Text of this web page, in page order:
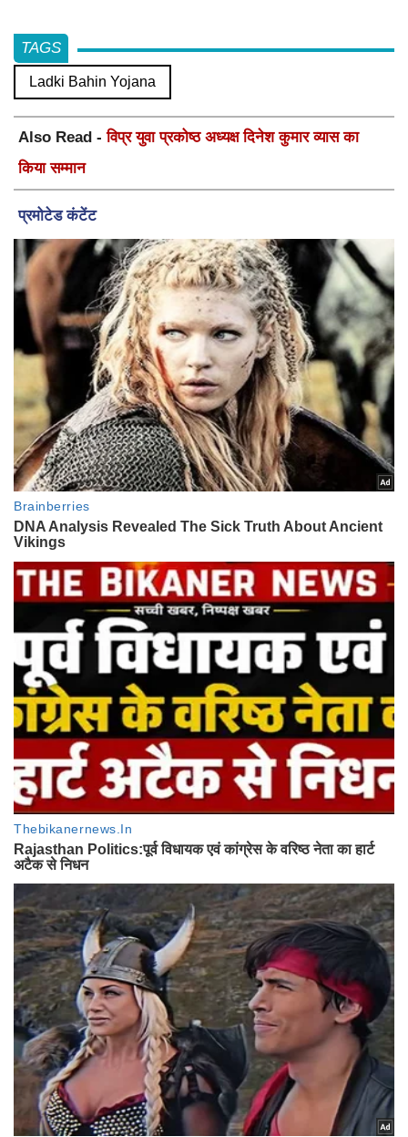
TAGS
Ladki Bahin Yojana
Also Read -विप्र युवा प्रकोष्ठ अध्यक्ष दिनेश कुमार व्यास का
किया सम्मान